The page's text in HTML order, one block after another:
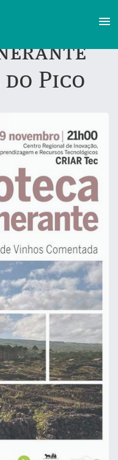
do Pico